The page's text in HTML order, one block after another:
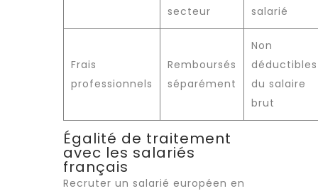
secteur
salarié
Frais
professionnels
Remboursés
séparément
Non
déductibles
du salaire
brut
Égalité de traitement
avec les salariés
français
Recruter un salarié européen en